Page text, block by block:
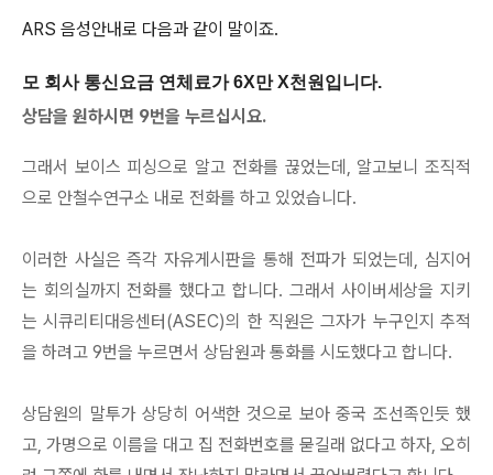
ARS 음성안내로 다음과 같이 말이죠.
모 회사 통신요금 연체료가 6X만 X천원입니다.
상담을 원하시면 9번을 누르십시요.
그래서 보이스 피싱으로 알고 전화를 끊었는데, 알고보니 조직적
으로 안철수연구소 내로 전화를 하고 있었습니다.
이러한 사실은 즉각 자유게시판을 통해 전파가 되었는데, 심지어
는 회의실까지 전화를 했다고 합니다. 그래서 사이버세상을 지키
는 시큐리티대응센터(ASEC)의 한 직원은 그자가 누구인지 추적
을 하려고 9번을 누르면서 상담원과 통화를 시도했다고 합니다.
상담원의 말투가 상당히 어색한 것으로 보아 중국 조선족인듯 했
고, 가명으로 이름을 대고 집 전화번호를 묻길래 없다고 하자, 오히